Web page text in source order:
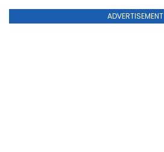
ADVERTISEMENT